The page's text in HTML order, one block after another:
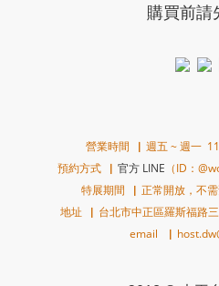
購買前請
營業時間▕ 週五 ~ 週一
預約方式▕ 官方 LINE （ID：
特展期間▕ 正常開放，不需
地址▕ 台北市中正區羅斯福路
email ▕